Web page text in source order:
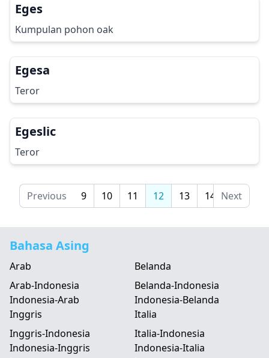
Eges
Kumpulan pohon oak
Egesa
Teror
Egeslic
Teror
Previous
7 8 9 10 11 12 13 14 15
Next
Bahasa Asing
Arab
Arab-Indonesia
Indonesia-Arab
Belanda
Belanda-Indonesia
Indonesia-Belanda
Inggris
Inggris-Indonesia
Indonesia-Inggris
Italia
Italia-Indonesia
Indonesia-Italia